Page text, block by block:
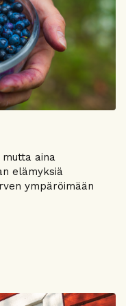
aina
elämyksiä
ympäröimään